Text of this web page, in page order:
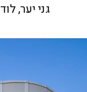
גני יער, לוד